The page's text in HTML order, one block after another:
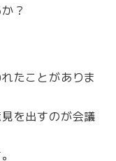
？
たことがありま
を出すのが会議